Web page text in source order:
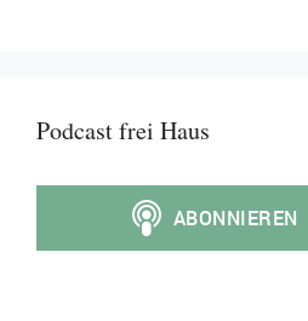
Podcast frei Haus